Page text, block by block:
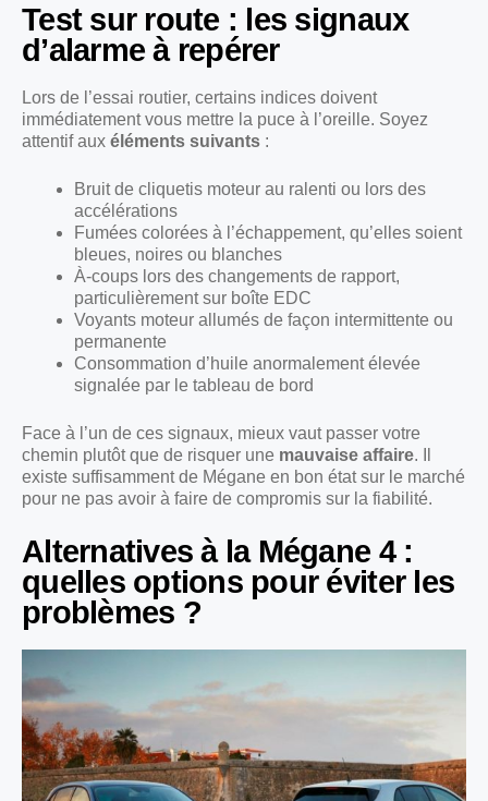
Test sur route : les signaux
d’alarme à repérer
Lors de l’essai routier, certains indices doivent
immédiatement vous mettre la puce à l’oreille. Soyez
attentif aux éléments suivants :
Bruit de cliquetis moteur au ralenti ou lors des
accélérations
Fumées colorées à l’échappement, qu’elles soient
bleues, noires ou blanches
À-coups lors des changements de rapport,
particulièrement sur boîte EDC
Voyants moteur allumés de façon intermittente ou
permanente
Consommation d’huile anormalement élevée
signalée par le tableau de bord
Face à l’un de ces signaux, mieux vaut passer votre
chemin plutôt que de risquer une mauvaise affaire. Il
existe suffisamment de Mégane en bon état sur le marché
pour ne pas avoir à faire de compromis sur la fiabilité.
Alternatives à la Mégane 4 :
quelles options pour éviter les
problèmes ?